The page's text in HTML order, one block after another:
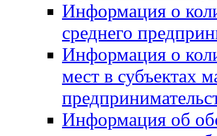
Информация о
среднего
Информация о
мест в субъектах
Информация об